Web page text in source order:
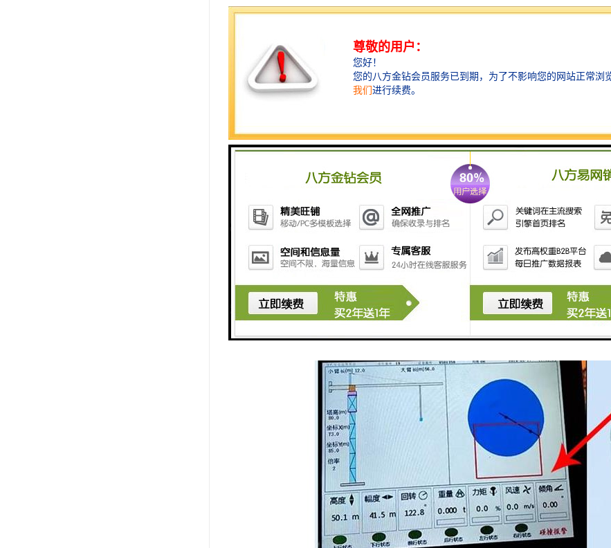
5. 故障诊断：系统能够检测塔吊塔机的故障，并根据故障信息提供相应的诊断和
6. 数据分析：系统能够对塔吊塔机的运行数据进行分析，提供统计报表和图表，
便进行优化和改进。
总的来说，塔吊塔机黑匣子安全监测系统具有实时监测、数据记录、远程监控、
塔机的安全性和运行效率。